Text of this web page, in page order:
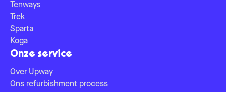
Tenways
Trek
Sparta
Koga
Onze service
Over Upway
Ons refurbishment process